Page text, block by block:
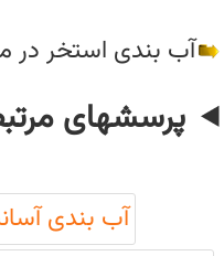
آب بندی استخر در
پرسشهای
آب بندی